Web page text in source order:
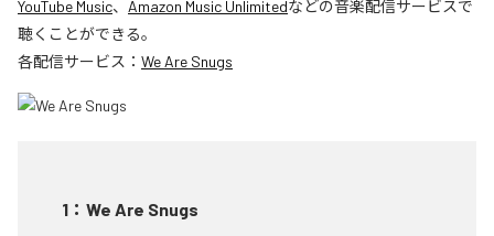
YouTube Music、 Amazon Music Unlimitedなどの音楽配信サービスで
聴くことができる。
各配信サービス： We Are Snugs
1 ： We Are Snugs